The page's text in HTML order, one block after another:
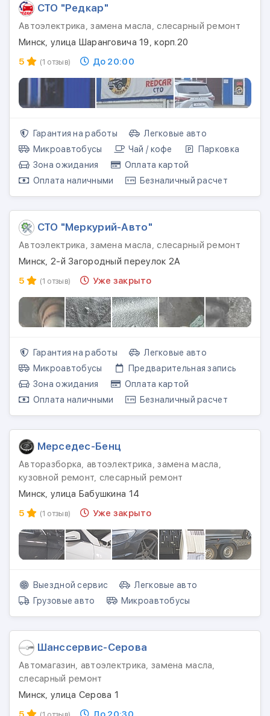
СТО "Редкар"
Автоэлектрика, замена масла, слесарный ремонт
Минск, улица Шаранговича 19, корп.20
5
(1 отзыв) До 20:00
Гарантия на работы
Легковые авто
Микроавтобусы
Чай / кофе
Парковка
Зона ожидания
Оплата картой
Оплата наличными
Безналичный расчет
СТО "Меркурий-Авто"
Автоэлектрика, замена масла, слесарный ремонт
Минск, 2-й Загородный переулок 2А
5
(1 отзыв) Уже закрыто
Гарантия на работы
Легковые авто
Микроавтобусы
Предварительная запись
Зона ожидания
Оплата картой
Оплата наличными
Безналичный расчет
Мерседес-Бенц
Авторазборка, автоэлектрика, замена масла,
кузовной ремонт, слесарный ремонт
Минск, улица Бабушкина 14
5
(1 отзыв) Уже закрыто
Выездной сервис
Легковые авто
Грузовые авто
Микроавтобусы
Шанссервис-Серова
Автомагазин, автоэлектрика, замена масла,
слесарный ремонт
Минск, улица Серова 1
(1 отзыв)